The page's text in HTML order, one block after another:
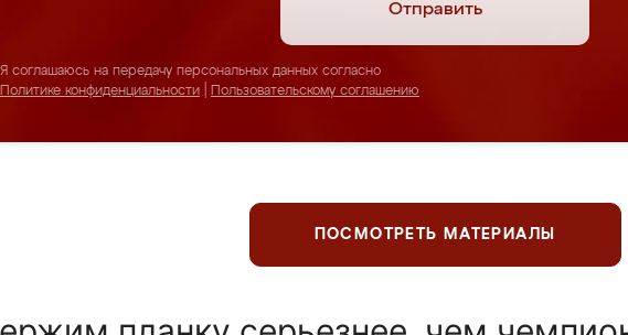
Отправить
Я соглашаюсь на передачу персональных данных согласно
Политике конфиденциальности
Пользовательскому соглашению
ПОСМОТРЕТЬ МАТЕРИАЛЫ